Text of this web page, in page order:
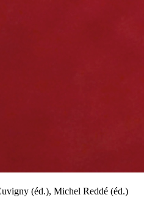
(éd.), Michel Reddé (éd.)